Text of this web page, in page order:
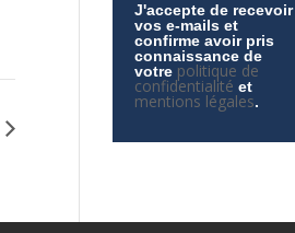
J'accepte de recevoir
vos e-mails et
confirme avoir pris
connaissance de
votre politique de
confidentialité et
mentions légales.